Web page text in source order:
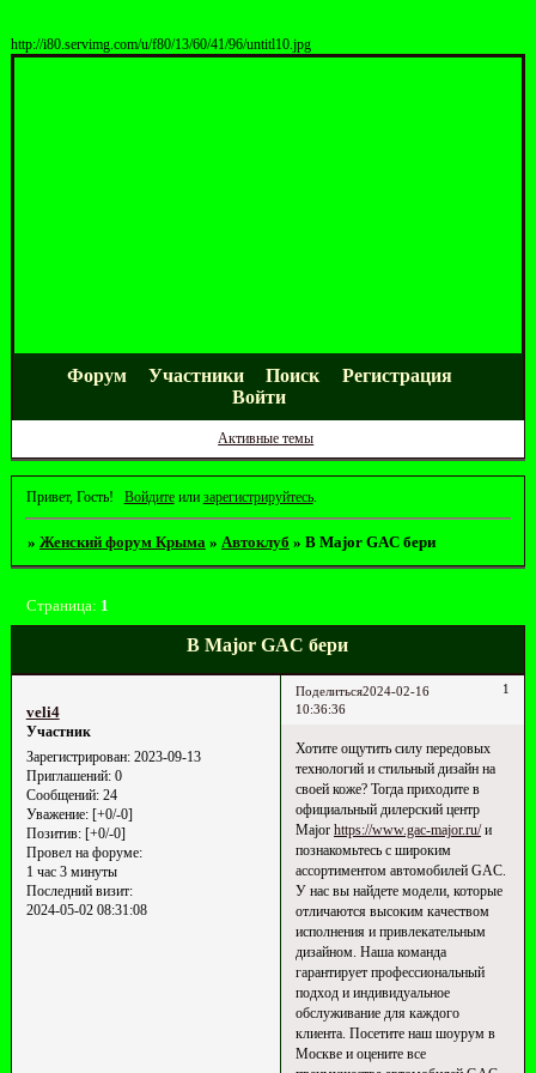
http://i80.servimg.com/u/f80/13/60/41/96/untitl10.jpg
Форум Участники Поиск
Регистрация
Войти
Активные темы
Привет, Гость! Войдитеили зарегистрируйтесь.
» Женский форум Крыма » Автоклуб » В Major GAC бери
В Major GAC бери
Страница: 1
Поделиться 1
2024-02-16
10:36:36
veli4
Участник
Зарегистрирован: 2023-09-13
Приглашений:0
Сообщений:24
Уважение: [+0/-0]
Позитив: [+0/-0]
Провел на форуме:
1 час 3 минуты
Последний визит:
2024-05-02 08:31:08
Хотите ощутить силу передовых
технологий и стильный дизайн на
своей коже? Тогда приходите в
официальный дилерский центр
Major https://www.gac-major.ru/и
познакомьтесь с широким
ассортиментом автомобилей GAC.
У нас вы найдете модели, которые
отличаются высоким качеством
исполнения и привлекательным
дизайном. Наша команда
гарантирует профессиональный
подход и индивидуальное
обслуживание для каждого
клиента. Посетите наш шоурум в
Москве и оцените все